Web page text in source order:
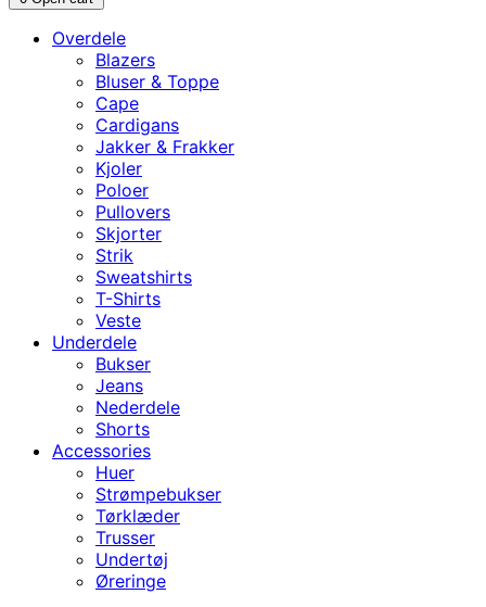
Overdele
Blazers
Bluser & Toppe
Cape
Cardigans
Jakker & Frakker
Kjoler
Poloer
Pullovers
Skjorter
Strik
Sweatshirts
T-Shirts
Veste
Underdele
Bukser
Jeans
Nederdele
Shorts
Accessories
Huer
Strømpebukser
Tørklæder
Trusser
Undertøj
Øreringe